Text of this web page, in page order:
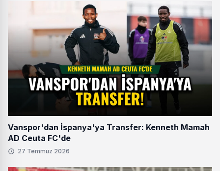
Vanspor'dan İspanya'ya Transfer: Kenneth Mamah
AD Ceuta FC'de
27 Temmuz 2026